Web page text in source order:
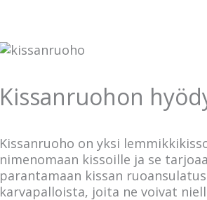
Kissanruohon
Kissanruoho on yksi
nimenomaan kissoille ja se
parantamaan kissan
karvapalloista, joita ne voivat